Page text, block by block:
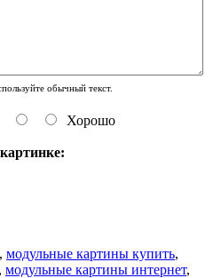
обычный текст.
Хорошо
, модульные картины купить,
, модульные картины интернет,